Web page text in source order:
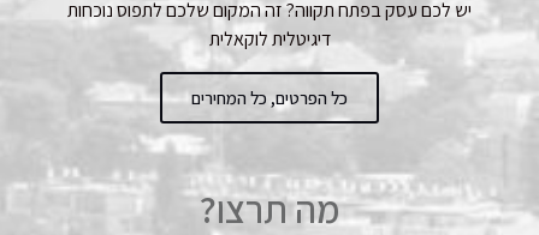
יש לכם עסק בפתח תקווה? זה המקום שלכם לתפוס נוכחות
דיגיטלית לוקאלית
כל הפרטים, כל המחירים
מה תרצו?